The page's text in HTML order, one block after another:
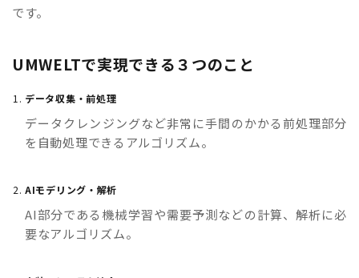
です。
UMWELTで実現できる３つのこと
データ収集・前処理
データクレンジングなど非常に手間のかかる前処理部分
を自動処理できるアルゴリズム。
AIモデリング・解析
AI部分である機械学習や需要予測などの計算、解析に必
要なアルゴリズム。